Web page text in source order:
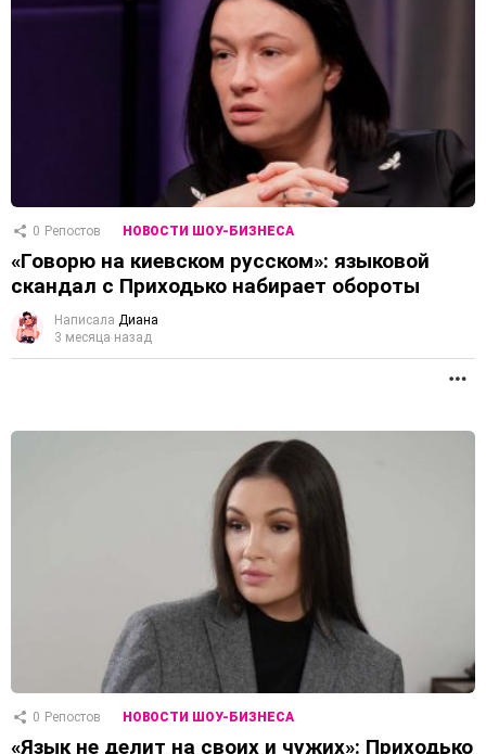
0 Репостов НОВОСТИ ШОУ-БИЗНЕСА
«Говорю на киевском русском»: языковой
скандал с Приходько набирает обороты
Написала Диана
3 месяца назад
0 Репостов НОВОСТИ ШОУ-БИЗНЕСА
«Язык не делит на своих и чужих»: Приходько